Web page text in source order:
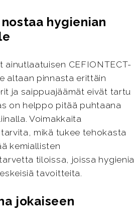
nostaa hygienian
ainutlaatuisen CEFIONTECT-
altaan pinnasta erittäin
ja saippuajäämät eivät tartu
on helppo pitää puhtaana
Voimakkaita
mikä tukee tehokasta
kemiallisten
tiloissa, joissa hygienia
tavoitteita.
jokaiseen